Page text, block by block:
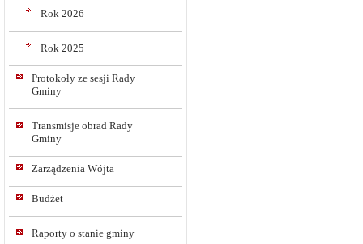
Rok 2026
Rok 2025
Protokoły ze sesji Rady
Gminy
Transmisje obrad Rady
Gminy
Zarządzenia Wójta
Budżet
Raporty o stanie gminy